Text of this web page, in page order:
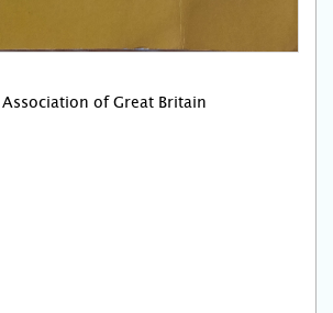
of Great Britain